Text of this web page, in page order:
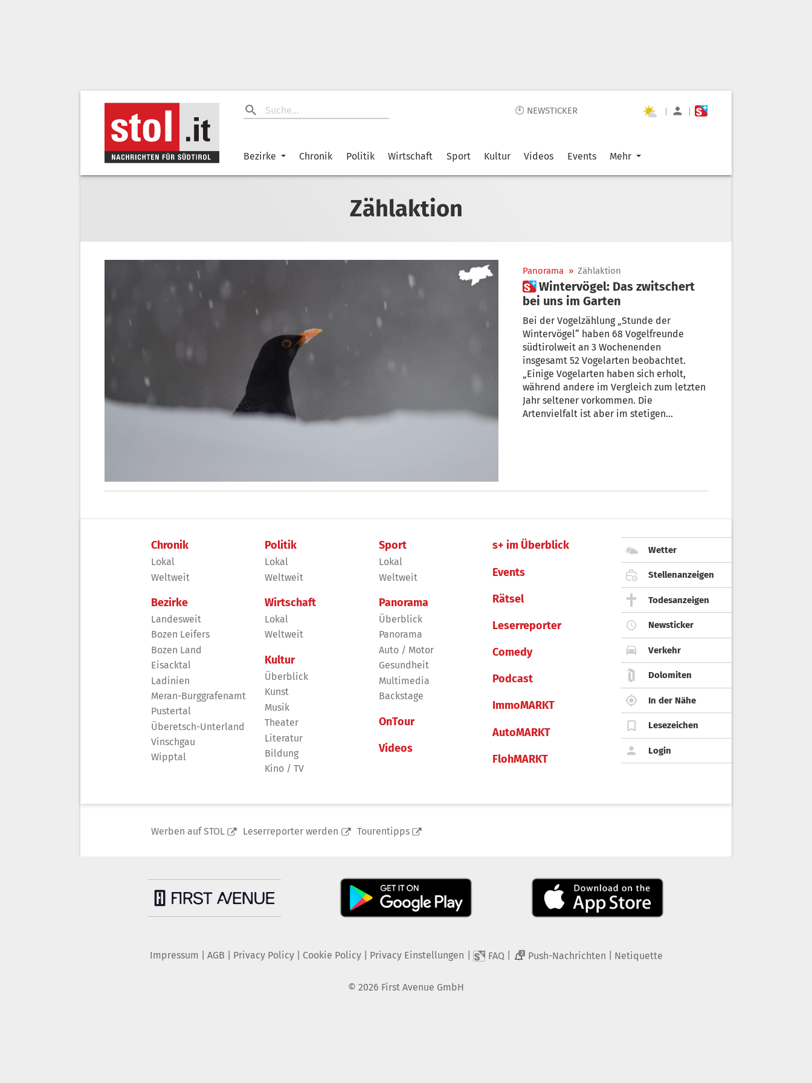
🕙 NEWSTICKER | |
Bezirke Chronik Politik Wirtschaft Sport Kultur Videos Events Mehr
Zählaktion
Panorama » Zählaktion
 Wintervögel: Das zwitschert
bei uns im Garten
Bei der Vogelzählung „Stunde der
Wintervögel“ haben 68 Vogelfreunde
südtirolweit an 3 Wochenenden
insgesamt 52 Vogelarten beobachtet.
„Einige Vogelarten haben sich erholt,
während andere im Vergleich zum letzten
Jahr seltener vorkommen. Die
Artenvielfalt ist aber im stetigen
Chronik
Lokal
Weltweit
Bezirke
Landesweit
Bozen Leifers
Bozen Land
Eisacktal
Ladinien
Meran-Burggrafenamt
Pustertal
Überetsch-Unterland
Vinschgau
Wipptal
Politik
Lokal
Weltweit
Wirtschaft
Lokal
Weltweit
Kultur
Überblick
Kunst
Musik
Theater
Literatur
Bildung
Kino / TV
Sport
Lokal
Weltweit
Panorama
Überblick
Panorama
Auto / Motor
Gesundheit
Multimedia
Backstage
OnTour
Videos
s+ im Überblick
Events
Rätsel
Leserreporter
Comedy
Podcast
ImmoMARKT
AutoMARKT
FlohMARKT
Wetter
Stellenanzeigen
Todesanzeigen
Newsticker
Verkehr
Dolomiten
In der Nähe
Lesezeichen
Login
Werben auf STOL Leserreporter werden Tourentipps
Impressum AGB Privacy Policy| Cookie Policy| Privacy Einstellungen FAQ 2 Push-Nachrichten Netiquette
© 2026 First Avenue GmbH